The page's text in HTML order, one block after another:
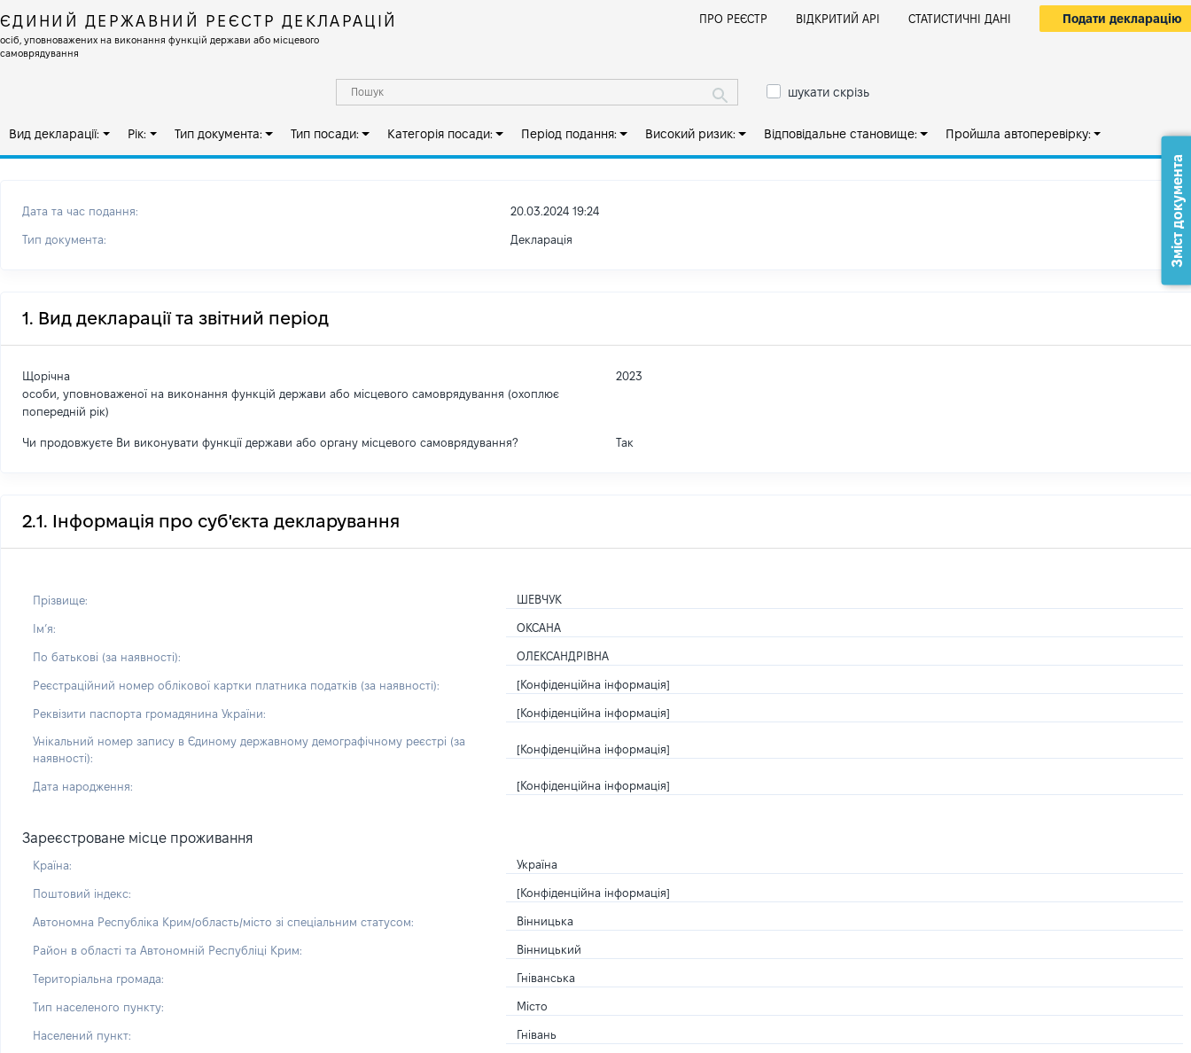
ЄДИНИЙ ДЕРЖАВНИЙ РЕЄСТР ДЕКЛАРАЦІЙ
осіб, уповноважених на виконання функцій держави або місцевого
самоврядування
ПРО РЕЄСТР ВІДКРИТИЙ АРІ СТАТИСТИЧНІ ДАНІ Подати декларацію
шукати скрізь
Вид декларації: Рік: Тип документа: Тип посади: Категорія посади: Період подання: Високий ризик: Відповідальне становище: Пройшла автоперевірку:
Дата та час подання: 20.03.2024 19:24
Тип документа: Декларація
1. Вид декларації та звітний період
Щорічна
особи, уповноваженої на виконання функцій держави або місцевого самоврядування (охоплює
попередній рік)
2023
Чи продовжуєте Ви виконувати функції держави або органу місцевого самоврядування? Так
2.1. Інформація про суб'єкта декларування
Прізвище: ШЕВЧУК
Імʼя: ОКСАНА
По батькові (за наявності): ОЛЕКСАНДРІВНА
Реєстраційний номер облікової картки платника податків (за наявності): [Конфіденційна інформація]
Реквізити паспорта громадянина України: [Конфіденційна інформація]
Унікальний номер запису в Єдиному державному демографічному реєстрі (за
наявності):
[Конфіденційна інформація]
Дата народження: [Конфіденційна інформація]
Зареєстроване місце проживання
Країна: Україна
Поштовий індекс: [Конфіденційна інформація]
Автономна Республіка Крим/область/місто зі спеціальним статусом: Вінницька
Район в області та Автономній Республіці Крим: Вінницький
Територіальна громада: Гніванська
Тип населеного пункту: Місто
Населений пункт: Гнівань
Зміст документа